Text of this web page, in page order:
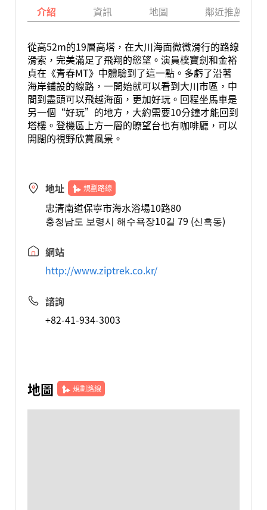
介紹 資訊 地圖 鄰近推薦景點
從高52m的19層高塔，在大川海面微微滑行的路線
滑索，完美滿足了飛翔的慾望。演員樸寶劍和金裕
貞在《青春MT》中體驗到了這一點。多虧了沿著
海岸鋪設的線路，一開始就可以看到大川市區，中
間到盡頭可以飛越海面，更加好玩。回程坐馬車是
另一個“好玩”的地方，大約需要10分鐘才能回到
塔樓。登機區上方一層的瞭望台也有咖啡廳，可以
開闊的視野欣賞風景。
地址 規劃路線
忠清南道保寧市海水浴場10路80
충청남도 보령시 해수욕장10길 79 (신흑동)
網站
http://www.ziptrek.co.kr/
諮詢
+82-41-934-3003
地圖 規劃路線